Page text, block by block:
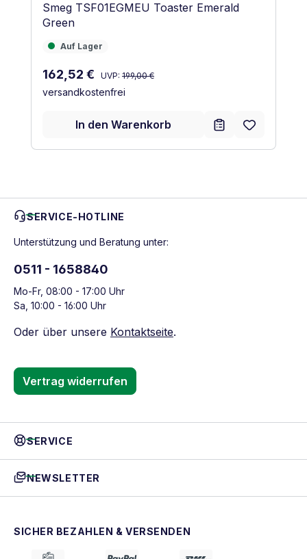
Smeg TSF01EGMEU Toaster Emerald
Green
Auf Lager
Auf Lager
Verkaufspreis:
162,52 € Regulärer Preis:
UVP: 199,00 €
versandkostenfrei
In den Warenkorb
SERVICE-HOTLINE
Unterstützung und Beratung unter:
0511 - 1658840
Mo-Fr, 08:00 - 17:00 Uhr
Sa, 10:00 - 16:00 Uhr
Oder über unsere Kontaktseite.
Vertrag widerrufen
SERVICE
NEWSLETTER
SICHER BEZAHLEN & VERSENDEN